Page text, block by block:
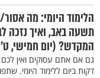
הלימוד היומי: מה
תשעה באב, ואיך נזכה
המקדש? (יום חמישי,
גם אם אתם עסוקים ואין
דקות ביום ללימוד היומי.